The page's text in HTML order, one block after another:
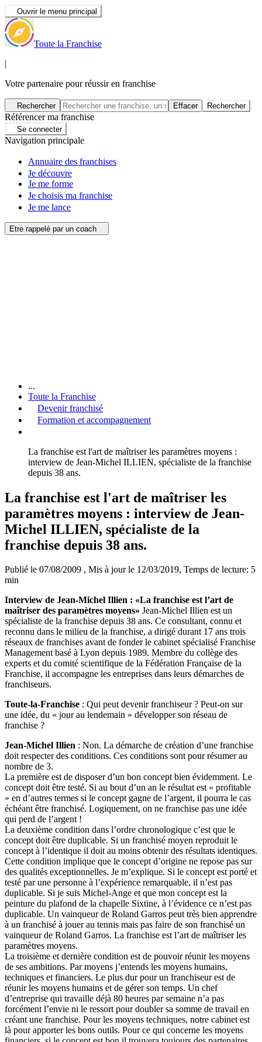
Ouvrir le menu principal
Toute la Franchise
|
Votre partenaire pour réussir en franchise
Rechercher Effacer Rechercher
Référencer ma franchise
Se connecter
Navigation principale
Annuaire des franchises
Je découvre
Je me forme
Je choisis ma franchise
Je me lance
Etre rappelé par un coach
...
Toute la Franchise
Devenir franchisé
Formation et accompagnement
La franchise est l'art de maîtriser les paramètres moyens :
interview de Jean-Michel ILLIEN, spécialiste de la franchise
depuis 38 ans.
La franchise est l'art de maîtriser les
paramètres moyens : interview de Jean-
Michel ILLIEN, spécialiste de la
franchise depuis 38 ans.
Publié le 07/08/2009 , Mis à jour le 12/03/2019, Temps de lecture: 5
min
Interview de Jean-Michel Illien : «La franchise est l’art de
maîtriser des paramètres moyens» Jean-Michel Illien est un
spécialiste de la franchise depuis 38 ans. Ce consultant, connu et
reconnu dans le milieu de la franchise, a dirigé durant 17 ans trois
réseaux de franchises avant de fonder le cabinet spécialisé Franchise
Management basé à Lyon depuis 1989. Membre du collège des
experts et du comité scientifique de la Fédération Française de la
Franchise, il accompagne les entreprises dans leurs démarches de
franchiseurs.
Toute-la-Franchise : Qui peut devenir franchiseur ? Peut-on sur
une idée, du « jour au lendemain » développer son réseau de
franchise ?
Jean-Michel Illien : Non. La démarche de création d’une franchise
doit respecter des conditions. Ces conditions sont pour résumer au
nombre de 3.
La première est de disposer d’un bon concept bien évidemment. Le
concept doit être testé. Si au bout d’un an le résultat est « profitable
» en d’autres termes si le concept gagne de l’argent, il pourra le cas
échéant être franchisé. Logiquement, on ne franchise pas une idée
qui perd de l’argent !
La deuxième condition dans l’ordre chronologique c’est que le
concept doit être duplicable. Si un franchisé moyen reproduit le
concept à l’identique il doit au moins obtenir des résultats identiques.
Cette condition implique que le concept d’origine ne repose pas sur
des qualités exceptionnelles. Je m’explique. Si le concept est porté et
testé par une personne à l’expérience remarquable, il n’est pas
duplicable. Si je suis Michel-Ange et que mon concept est la
peinture du plafond de la chapelle Sixtine, à l’évidence ce n’est pas
duplicable. Un vainqueur de Roland Garros peut très bien apprendre
à un franchisé à jouer au tennis mais pas faire de son franchisé un
vainqueur de Roland Garros. La franchise est l’art de maîtriser les
paramètres moyens.
La troisième et dernière condition est de pouvoir réunir les moyens
de ses ambitions. Par moyens j’entends les moyens humains,
techniques et financiers. Le plus dur pour un franchiseur est de
réunir les moyens humains et de gérer son temps. Un chef
d’entreprise qui travaille déjà 80 heures par semaine n’a pas
forcément l’envie ni le ressort pour doubler sa somme de travail en
créant une franchise. Pour les moyens techniques, notre cabinet est
là pour apporter les bons outils. Pour ce qui concerne les moyens